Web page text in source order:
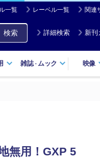
一覧 レーベル一覧 関連
検索 詳細検索 新刊
雑誌・ ムック 映像
無用！GXP 5